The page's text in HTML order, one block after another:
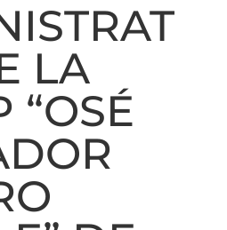
LA
“OSÉ